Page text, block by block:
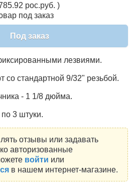
рос.руб. )
под заказ
Под заказ
лезвиями.
со стандартной 9/32" резьбой.
- 1 1/8 дюйма.
3 штуки.
отзывы или задавать
авторизованные
войти или
в нашем интернет-магазине.